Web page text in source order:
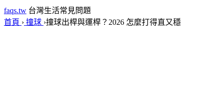
faqs.tw 台灣生活常見問題
首頁 › 撞球 ›撞球出桿與運桿？2026 怎麼打得直又穩